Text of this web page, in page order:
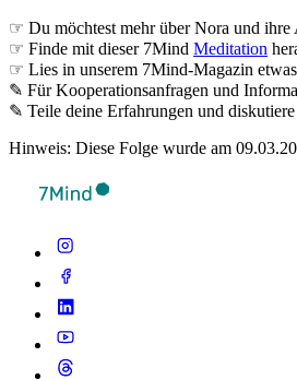
☞ Du möchtest mehr über Nora und ihre
☞ Finde mit dieser 7Mind Meditation
☞ Lies in unserem 7Mind-Magazin etwas
✎ Für Koope­ra­ti­ons­an­fra­gen und
✎ Teile deine Erfahrungen und
Hinweis: Diese Folge wurde am